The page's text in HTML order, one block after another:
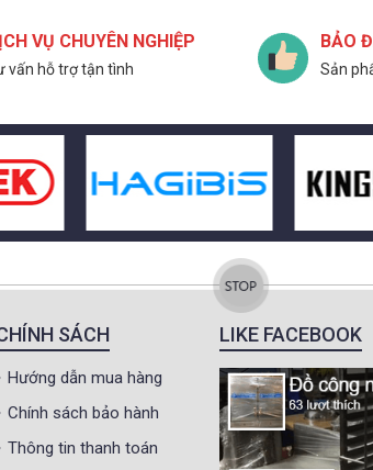
VỤ CHUYÊN NGHIỆP
vấn hỗ trợ tận tình
BẢO
Sản
SÁCH
Hướng dẫn mua hàng
Chính sách bảo hành
Thông tin thanh toán
LIKE FACEBOOK